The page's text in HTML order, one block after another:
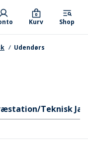
Kurv
0
Shop
Udendørs
Teknisk